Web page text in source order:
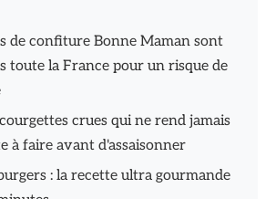
de confiture Bonne Maman sont
toute la France pour un risque de
crues qui ne rend jamais
à faire avant d'assaisonner
: la recette ultra gourmande